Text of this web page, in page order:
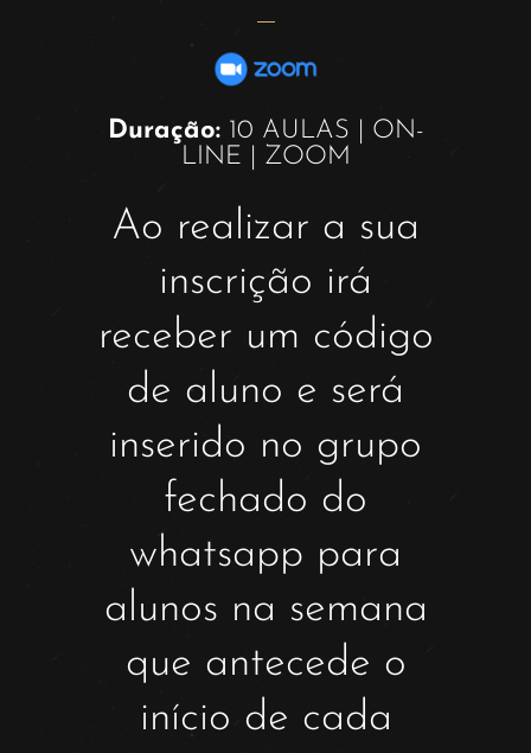
Duração:10 AULAS | ON-
LINE | ZOOM
Ao realizar a sua
inscrição irá
receber um código
de aluno e será
inserido no grupo
fechado do
whatsapp para
alunos na semana
que antecede o
início de cada